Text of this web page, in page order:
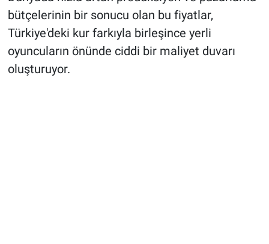
bütçelerinin bir sonucu olan bu fiyatlar,
Türkiye'deki kur farkıyla birleşince yerli
oyuncuların önünde ciddi bir maliyet duvarı
oluşturuyor.